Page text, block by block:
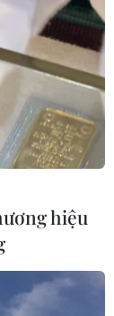
Khmer
Hiệp, huyện
văn hóa
trong
hiệu